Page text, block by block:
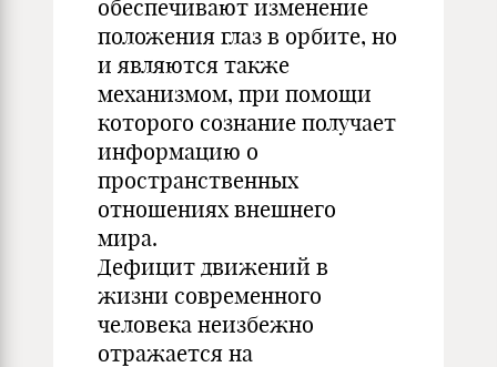
обеспечивают изменение
положения глаз в орбите, но
и являются также
механизмом, при помощи
которого сознание получает
информацию о
пространственных
отношениях внешнего
мира.
Дефицит движений в
жизни современного
человека неизбежно
отражается на